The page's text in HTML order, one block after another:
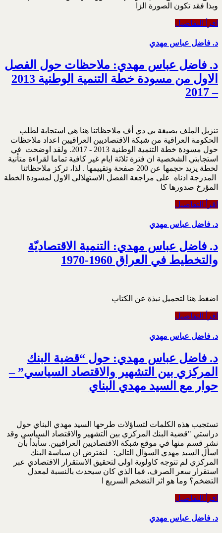
وبذا فقد تكون الصورة الزا
اقرأ التفاصيل
د. فاضل عباس مهدي
د. فاضل عباس مهدي: ملاحظات حول الفصل
الاول من مسودة خطة التنمية الوطنية 2013
– 2017
تنزيل الملف بصيغة بي دي أف ملاحظاتنا هنا هي استجابة لطلب
الحكومة العراقية من شبكة الاقتصاديين العراقيين اعداد ملاحظات
حول مسودة خطة التنمية الوطنية 2013 - 2017. ولقد اوضحت في
استجابتي الشخصية ان فترة ثلاثة ايام غير كافية تماما لقراءة متأنية
لخطة يزيد حجمها عن 200 صفحة وتقييمها . لذا، تركز ملاحظاتنا
المدرجة ادناه على مراجعة الفصل الاستهلالي الاول لمسودة الخطة
المؤرخ صدورها كا
اقرأ التفاصيل
د. فاضل عباس مهدي
د. فاضل عباس مهدي: التنمية الاقتصاديّة
والتخطيط في العراق 1960-1970
اضغط هنا لتحميل نبذة عن الكتاب
اقرأ التفاصيل
د. فاضل عباس مهدي
د. فاضل عباس مهدي: حول “قضية البنك
المركزي بين التشهير والاقتصاد السياسي” –
حوار مع السيد مهدي البناي
تستجيب هذه الكلمات لتساؤلات طرحها السيد مهدي البناي حول
دراستي "قضية البنك المركزي بين التشهير والاقتصاد السياسي وقد
نشر قسم منها في موقع شبكة الاقتصاديين العراقيين. سأبدأ بأن
اسأل السيد مهدي السؤال التالي: لنفترض ان سياسة البنك
المركزي لم تتوجه كاولوية اولى لتحقيق الاستقرار الاقتصادي عبر
استقرار سعر الصرف، فما الذي كان سيحدث بالنسبة لمعدل
التضخم؟ وما هو اثر التضخم السريع ا
اقرأ التفاصيل
د. فاضل عباس مهدي